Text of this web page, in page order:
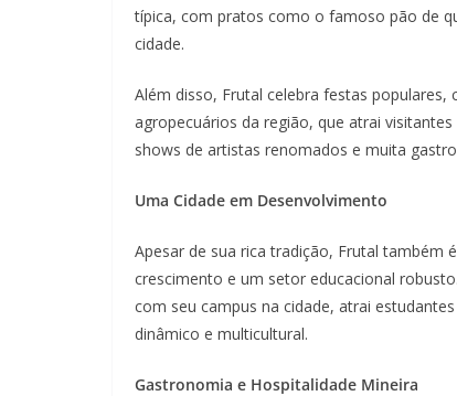
típica, com pratos como o famoso pão de
cidade.
Além disso, Frutal celebra festas
agropecuários da região, que atrai
shows de artistas renomados e muita
Uma Cidade em Desenvolvimento
Apesar de sua rica tradição, Frutal
crescimento e um setor educacional
com seu campus na cidade, atrai
dinâmico e multicultural.
Gastronomia e Hospitalidade Mineira